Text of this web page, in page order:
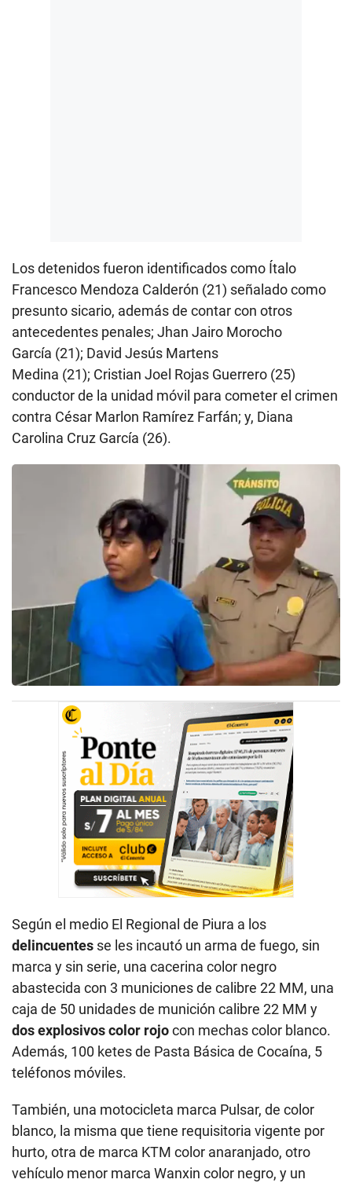
Los detenidos fueron identificados como Ítalo
Francesco Mendoza Calderón (21) señalado como
presunto sicario, además de contar con otros
antecedentes penales; Jhan Jairo Morocho
García (21); David Jesús Martens
Medina (21); Cristian Joel Rojas Guerrero (25)
conductor de la unidad móvil para cometer el crimen
contra César Marlon Ramírez Farfán; y, Diana
Carolina Cruz García (26).
Según el medio El Regional de Piura a los
delincuentes se les incautó un arma de fuego, sin
marca y sin serie, una cacerina color negro
abastecida con 3 municiones de calibre 22 MM, una
caja de 50 unidades de munición calibre 22 MM y
dos explosivos color rojocon mechas color blanco.
Además, 100 ketes de Pasta Básica de Cocaína, 5
teléfonos móviles.
También, una motocicleta marca Pulsar, de color
blanco, la misma que tiene requisitoria vigente por
hurto, otra de marca KTM color anaranjado, otro
vehículo menor marca Wanxin color negro, y un